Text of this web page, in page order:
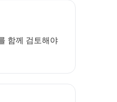
함께 검토해야